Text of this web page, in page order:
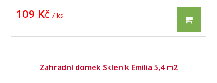
109 Kč / ks
Zahradní domek Skleník Emilia 5,4 m2